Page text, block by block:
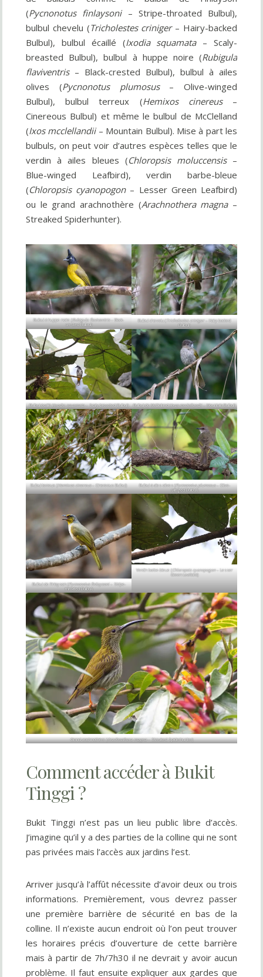
(Pycnonotus finlaysoni– Stripe-throated Bulbul),
bulbul chevelu (Tricholestes criniger– Hairy-backed
Bulbul), bulbul écaillé (Ixodia squamata– Scaly-
breasted Bulbul), bulbul à huppe noire (Rubigula
flaviventris– Black-crested Bulbul), bulbul à ailes
olives (Pycnonotus plumosus– Olive-winged
Bulbul), bulbul terreux (Hemixos cinereus–
Cinereous Bulbul) et même le bulbul de McClelland
(Ixos mcclellandii– Mountain Bulbul). Mise à part les
bulbuls, on peut voir d’autres espèces telles que le
verdin à ailes bleues (Chloropsis moluccensis–
Blue-winged Leafbird), verdin barbe-bleue
(Chloropsis cyanopogon– Lesser Green Leafbird)
ou le grand arachnothère (Arachnothera magna–
Streaked Spiderhunter).
Bulbul à huppe noire (Rubigula flaviventris– Black-
crested Bulbul)
Bulbul chevelu (Tricholestes criniger– Hairy-backed
Bulbul)
Bulbul écaillé (Ixodia squamata– Scaly-breasted Bulbul) Bulbul de McClelland (Ixos mcclellandii– Mountain Bulbul)
Bulbul terreux (Hemixos cinereus– Cinereous Bulbul) Bulbul à ailes olives (Pycnonotus plumosus– Olive-
winged Bulbul)
Bulbul de Finlayson (Pycnonotus finlaysoni– Stripe-
throated Bulbul)
Verdin barbe-bleue (Chloropsis cyanopogon– Lesser
Green Leafbird)
Grand arachnothère (Arachnothera magna– Streaked Spiderhunter)
Comment accéder à Bukit
Tinggi ?
Bukit Tinggi n’est pas un lieu public libre d’accès.
J’imagine qu’il y a des parties de la colline qui ne sont
pas privées mais l’accès aux jardins l’est.
Arriver jusqu’à l’affût nécessite d’avoir deux ou trois
informations. Premièrement, vous devrez passer
une première barrière de sécurité en bas de la
colline. Il n’existe aucun endroit où l’on peut trouver
les horaires précis d’ouverture de cette barrière
mais à partir de 7h/7h30 il ne devrait y avoir aucun
problème. Il faut ensuite expliquer aux gardes que